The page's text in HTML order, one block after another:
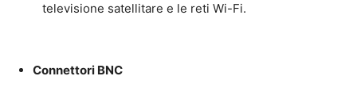
televisione satellitare e le reti Wi-Fi.
Connettori BNC